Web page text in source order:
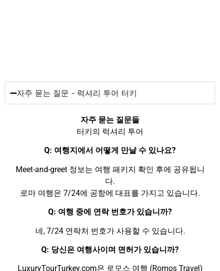
자주 묻는 질문 - 럭셔리 투어 터키
자주 묻는 질문들
터키의 럭셔리 투어
Q: 여행지에서 어떻게 만날 수 있나요?
Meet-and-greet 정보는 여행 패키지 확인 후에 공유됩니
다.
로마 여행은 7/24에 공항에 대표를 가지고 있습니다.
Q: 여행 중에 연락 번호가 있습니까?
네, 7/24 연락처 번호가 사용할 수 있습니다.
Q: 당신은 여행사이며 면허가 있습니까?
LuxuryTourTurkey.com은 로모스 여행 (Romos Travel)